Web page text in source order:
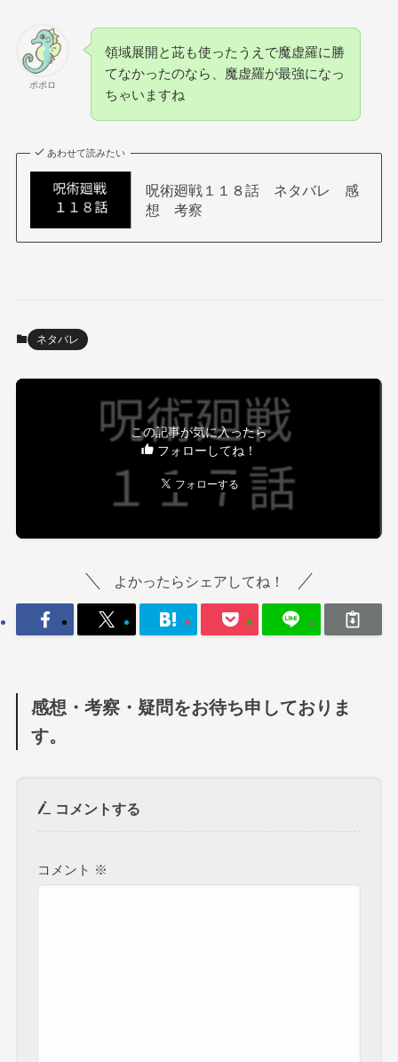
ポポロ
領域展開と茈も使ったうえで魔虚羅に勝
てなかったのなら、魔虚羅が最強になっ
ちゃいますね
あわせて読みたい
呪術廻戦１１８話 ネタバレ 感
想 考察
ネタバレ
この記事が気に入ったら
フォローしてね！
よかったらシェアしてね！
感想・考察・疑問をお待ち申しておりま
す。
コメントする
コメント ※